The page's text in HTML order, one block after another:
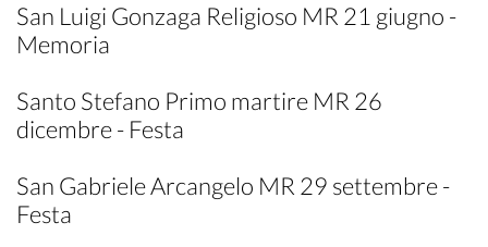
San Luigi Gonzaga Religioso MR 21 giugno -
Memoria
Santo Stefano Primo martire MR 26
dicembre - Festa
San Gabriele Arcangelo MR 29 settembre -
Festa